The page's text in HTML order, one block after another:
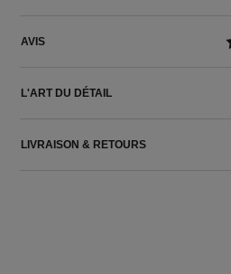
AVIS
L'ART DU DÉTAIL
LIVRAISON & RETOURS